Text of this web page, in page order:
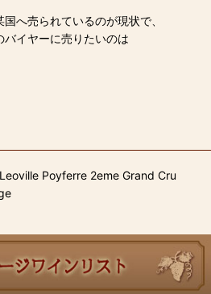
へ売られているのが現状で、
イヤーに売りたいのは
Poyferre 2eme Grand Cru